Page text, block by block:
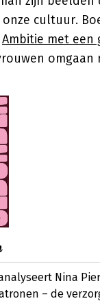
cultuur.
Ambitie met een
omgaan
Nina
– de